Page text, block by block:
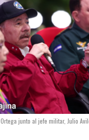
Ortega junto al jefe militar, Julio